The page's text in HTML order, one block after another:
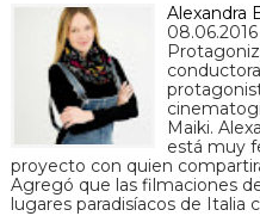
Alexandra
Maiki.
está muy
proyecto con quien
Agregó que las filmaciones
lugares paradisíacos de Italia